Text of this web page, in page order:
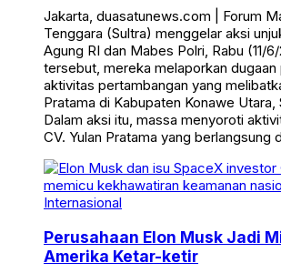
Jakarta, duasatunews.com | Forum
Tenggara (Sultra) menggelar aksi
Agung RI dan Mabes Polri, Rabu (11/
tersebut, mereka melaporkan dugaan
aktivitas pertambangan yang
Pratama di Kabupaten Konawe Utara,
Dalam aksi itu, massa menyoroti
CV. Yulan Pratama yang berlangsung
Internasional
Perusahaan Elon Musk Jadi
Amerika Ketar-ketir